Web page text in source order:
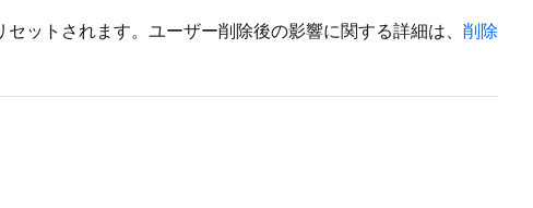
ットされます。ユーザー削除後の影響に関する詳細は、 削除